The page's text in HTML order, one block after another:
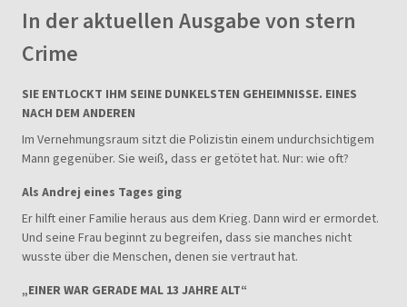
In der aktuellen Ausgabe von stern
Crime
SIE ENTLOCKT IHM SEINE DUNKELSTEN GEHEIMNISSE. EINES
NACH DEM ANDEREN
Im Vernehmungsraum sitzt die Polizistin einem undurchsichtigem
Mann gegenüber. Sie weiß, dass er getötet hat. Nur: wie oft?
Als Andrej eines Tages ging
Er hilft einer Familie heraus aus dem Krieg. Dann wird er ermordet.
Und seine Frau beginnt zu begreifen, dass sie manches nicht
wusste über die Menschen, denen sie vertraut hat.
„EINER WAR GERADE MAL 13 JAHRE ALT“